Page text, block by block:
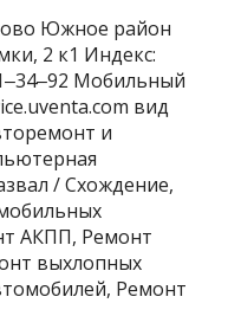
Южное район
2 к1 Индекс:
Мобильный
вид
и
/ Схождение,
АКПП, Ремонт
выхлопных
Ремонт